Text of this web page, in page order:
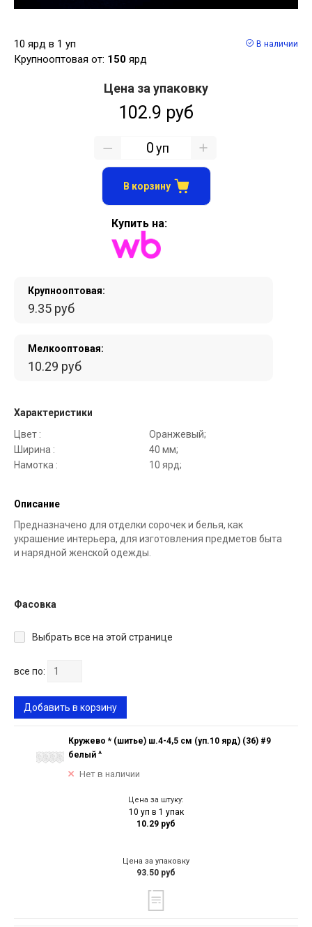
10 ярд в 1 уп
Крупнооптовая от: 150 ярд
В наличии
Крупнооптовая:
9.35 руб
Мелкооптовая:
10.29 руб
Характеристики
Цвет :
Оранжевый;
Ширина :
40 мм;
Намотка :
10 ярд;
Описание
Предназначено для отделки сорочек и белья, как
украшение интерьера, для изготовления предметов быта
и нарядной женской одежды.
Цена за упаковку
102.9 руб
уп
В корзину
Купить на:
Фасовка
Выбрать все на этой странице
все по:
Добавить в корзину
Кружево * (шитье) ш.4-4,5 см (уп.10 ярд) (36) #9
белый ^
Нет в наличии
Цена за штуку:
10 уп в 1 упак
10.29 руб
Цена за упаковку
93.50 руб